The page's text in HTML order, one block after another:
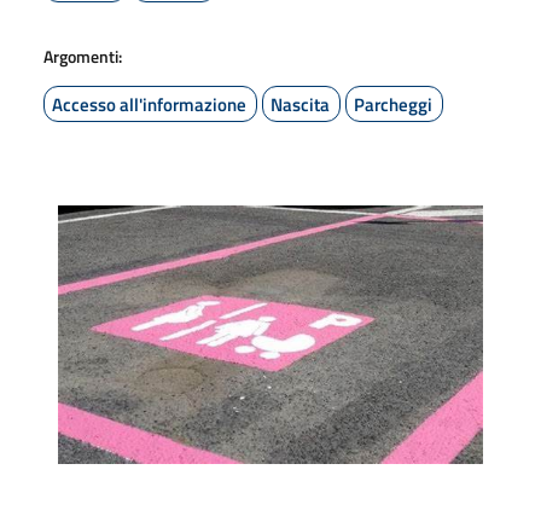
Argomenti:
Accesso all'informazione Nascita Parcheggi